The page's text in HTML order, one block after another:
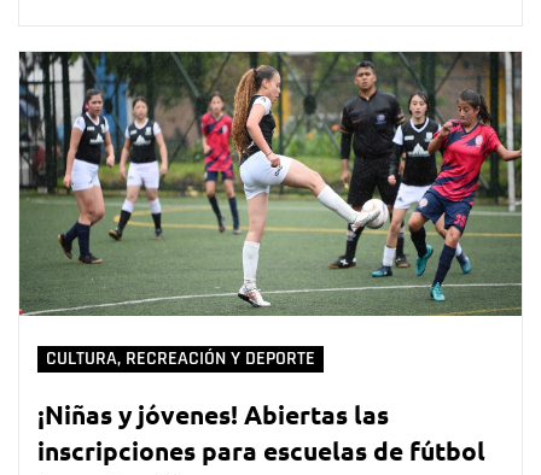
CULTURA, RECREACIÓN Y DEPORTE
¡Niñas y jóvenes! Abiertas las
inscripciones para escuelas de fútbol